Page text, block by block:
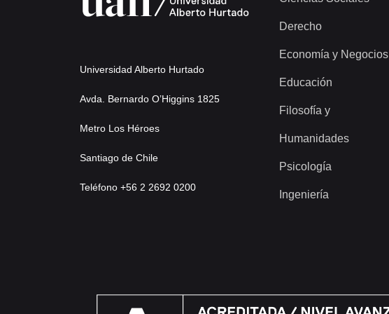
Universidad Alberto Hurtado
Avda. Bernardo O’Higgins 1825
Metro Los Héroes
Santiago de Chile
Teléfono +56 2 2692 0200
Derecho
Economía y Negocios
Educación
Filosofía y
Humanidades
Psicología
Ingeniería